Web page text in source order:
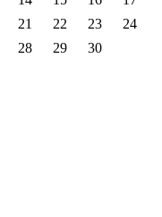
21 22 23
24
28 29 30